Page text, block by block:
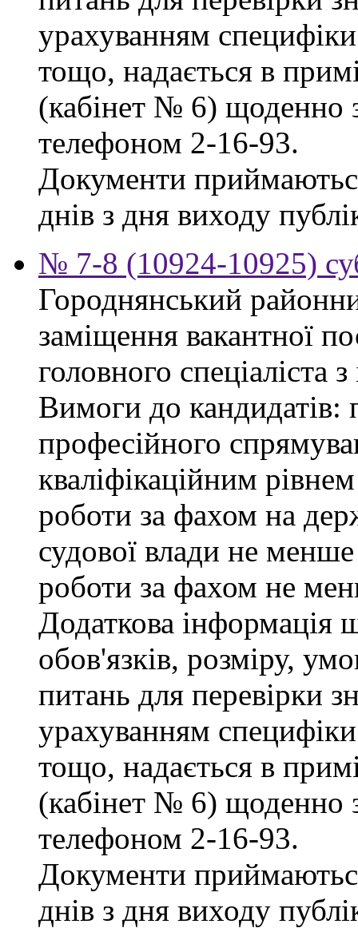
урахуванням
тощо, надається в
(кабінет № 6) щоденно
телефоном 2-16-93.
Документи
днів з дня виходу
№ 7-8 (10924-10925)
Городнянський
заміщення вакантної
головного спеціаліста
Вимоги до кандидатів:
професійного
кваліфікаційним
роботи за фахом на
судової влади не
роботи за фахом не
Додаткова інформація
обов'язків, розміру,
питань для перевірки
урахуванням
тощо, надається в
(кабінет № 6) щоденно
телефоном 2-16-93.
Документи
днів з дня виходу